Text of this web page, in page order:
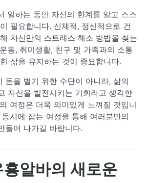
일하는 동안 자신의 한계를 알고 스스
필요합니다. 신체적, 정신적으로 건
자신만의 스트레스 해소 방법을 찾는
동, 취미생활, 친구 및 가족과의 소통
삶을 유지하는 것이 중요합니다.
돈을 벌기 위한 수단이 아니라, 삶의
자신을 발전시키는 기회라고 생각한
여정은 더욱 의미있게 느껴질 것입니
시에 잡는 여정을 통해 여러분만의
들어 나가길 바랍니다.
알바의 새로운